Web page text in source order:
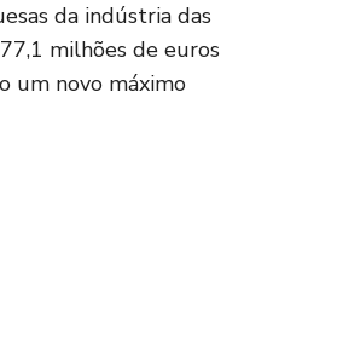
da indústria das
milhões de euros
um novo máximo